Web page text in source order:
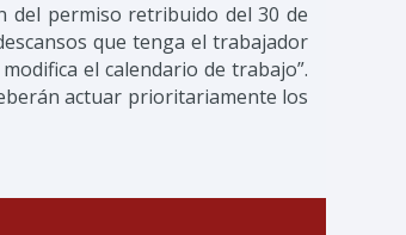
del permiso retribuido del 30 de
que tenga el trabajador
el calendario de trabajo”.
actuar prioritariamente los